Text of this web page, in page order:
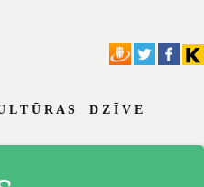
T Ū R A S D Z Ī V E